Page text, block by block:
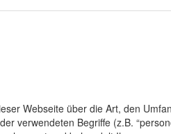
Webseite über die Art, den
verwendeten Begriffe (z.B.